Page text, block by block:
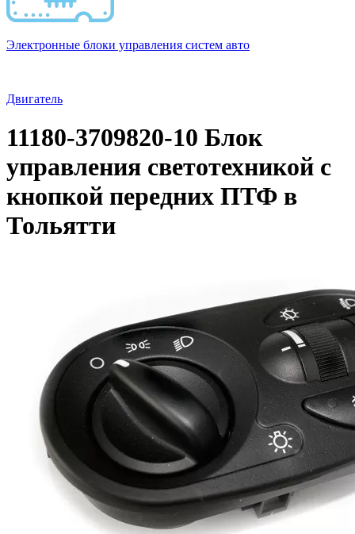
Электронные блоки управления систем авто
Двигатель
11180-3709820-10 Блок
управления светотехникой с
кнопкой передних ПТФ в
Тольятти